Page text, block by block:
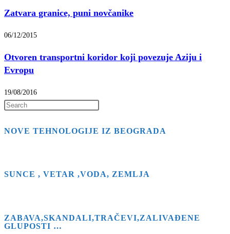
Zatvara granice, puni novčanike
06/12/2015
Otvoren transportni koridor koji povezuje Aziju i
Evropu
19/08/2016
to
NOVE TEHNOLOGIJE IZ BEOGRADA
SUNCE , VETAR ,VODA, ZEMLJA
ZABAVA,SKANDALI,TRAČEVI,ZALIVAĐENE
GLUPOSTI …